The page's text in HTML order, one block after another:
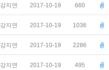
강지연 2017-10-19 660
강지연 2017-10-19 1036
강지연 2017-10-19 2286
강지연 2017-10-19 495